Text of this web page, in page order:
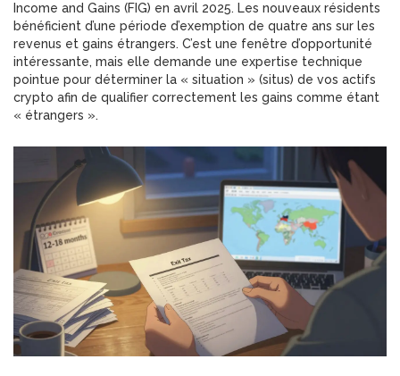
Income and Gains (FIG) en avril 2025. Les nouveaux résidents
bénéficient d’une période d’exemption de quatre ans sur les
revenus et gains étrangers. C’est une fenêtre d’opportunité
intéressante, mais elle demande une expertise technique
pointue pour déterminer la « situation » (situs) de vos actifs
crypto afin de qualifier correctement les gains comme étant
« étrangers ».